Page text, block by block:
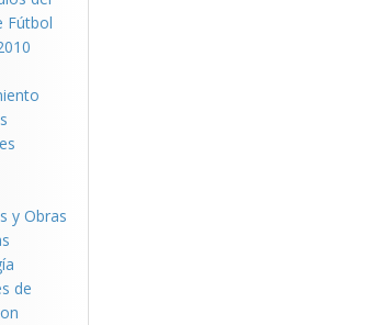
Fútbol
y Obras
de